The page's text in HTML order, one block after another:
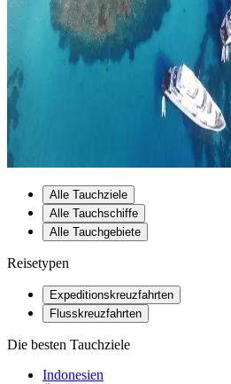
Alle Tauchziele
Alle Tauchschiffe
Alle Tauchgebiete
Reisetypen
Expeditionskreuzfahrten
Flusskreuzfahrten
Die besten Tauchziele
Indonesien